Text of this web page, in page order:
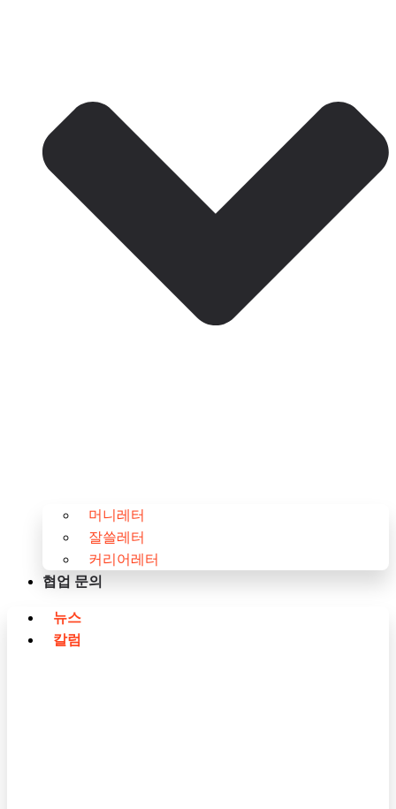
머니레터
잘쓸레터
커리어레터
협업 문의
뉴스
칼럼